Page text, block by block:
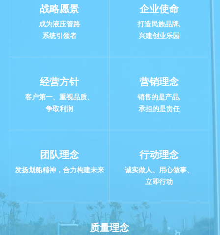
战略愿景
成为液压管路
系统引领者
企业使命
打造民族品牌,
兴建创业乐园
经营方针
客户第一、重视品质、
争取利润
营销理念
销售的是产品,
承担的是责任
团队理念
发扬划船精神，合力构建未来
行动理念
诚实做人、用心做事、
立即行动
质量理念